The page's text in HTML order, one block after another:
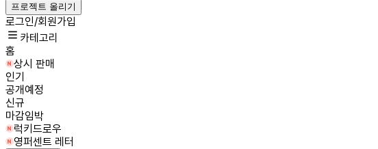
프로젝트 올리기
로그인/회원가입
카테고리
홈
상시 판매
인기
공개예정
신규
마감임박
럭키드로우
영퍼센트 레터